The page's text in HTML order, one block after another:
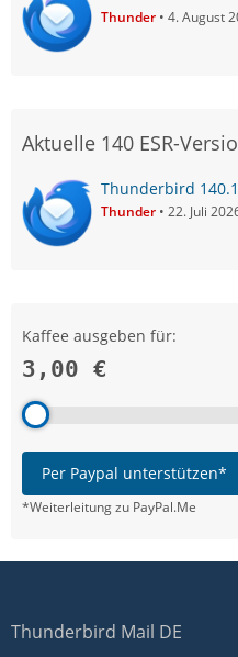
Thunder 4. August
Aktuelle 140 ESR-
Thunderbird
Thunder 22. Juli
Kaffee ausgeben für:
3,00 €
Per Paypal unterstützen*
*Weiterleitung zu PayPal.Me
Thunderbird Mail DE